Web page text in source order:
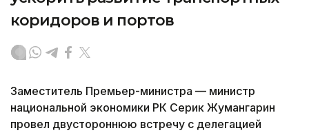
коридоров и портов
Заместитель Премьер-министра — министр
национальной экономики РК Серик Жумангарин
провел двустороннюю встречу с делегацией